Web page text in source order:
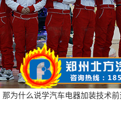
为什么说学汽车电器加装技术